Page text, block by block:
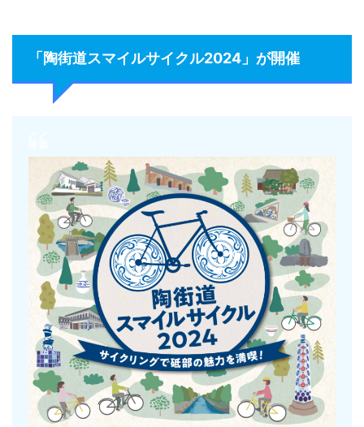
「陶街道スマイルサイクル2024」が開催